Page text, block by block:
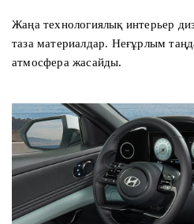
Жаңа технологиялық интерьер
таза материалдар. Неғұрлым
атмосфера жасайды.